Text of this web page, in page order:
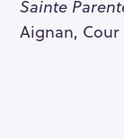
Sainte
Aignan,